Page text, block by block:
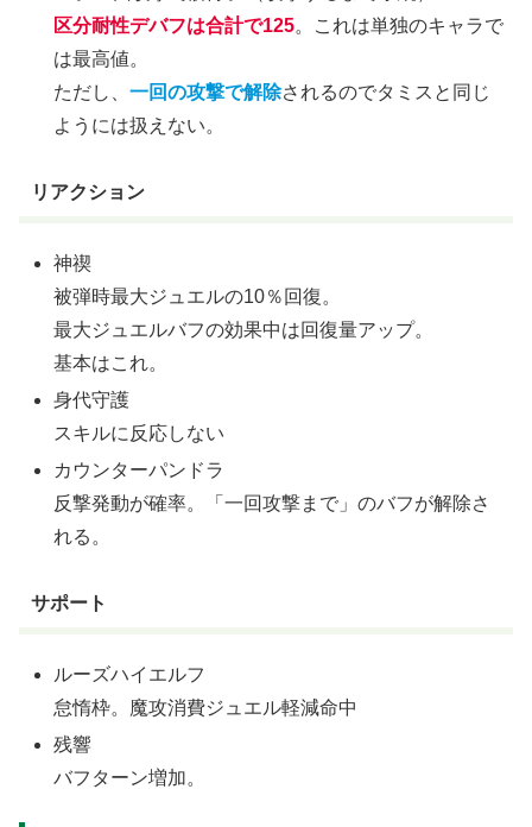
区分耐性デバフは合計で125。これは単独のキャラで
は最高値。
ただし、一回の攻撃で解除されるのでタミスと同じ
ようには扱えない。
リアクション
神禊
被弾時最大ジュエルの10％回復。
最大ジュエルバフの効果中は回復量アップ。
基本はこれ。
身代守護
スキルに反応しない
カウンターパンドラ
反撃発動が確率。「一回攻撃まで」のバフが解除さ
れる。
サポート
ルーズハイエルフ
怠惰枠。魔攻消費ジュエル軽減命中
残響
バフターン増加。